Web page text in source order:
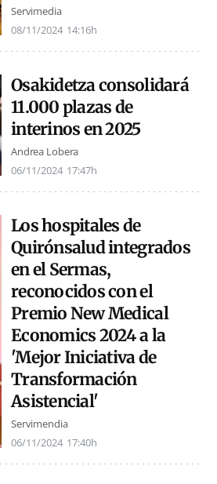
Servimedia
08/11/2024 14:16h
Osakidetza consolidará
11.000 plazas de
interinos en 2025
Andrea Lobera
06/11/2024 17:47h
Los hospitales de
Quirónsalud integrados
en el Sermas,
reconocidos con el
Premio New Medical
Economics 2024 a la
'Mejor Iniciativa de
Transformación
Asistencial'
Servimendia
06/11/2024 17:40h